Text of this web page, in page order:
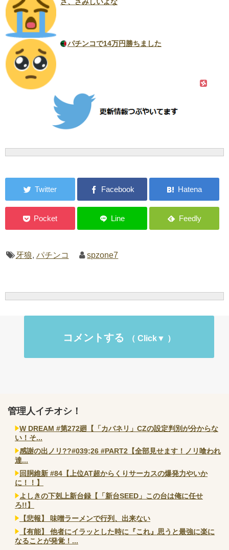
パチンコで14万円勝ちました
牙狼, パチンコ spzone7
コメントする
管理人イチオシ！
W DREAM #第272廻【「カバネリ」CZの設定判別が分からな
い！そ...
感謝の出ノリ??#039;26 #PART2【全部見せます！ノリ喰われ
達...
回胴維新 #84【上位AT超からくりサーカスの爆発力やいか
に！！】
よしきの下剋上新台録【「新台SEED」この台は俺に任せ
ろ!!】
【悲報】 味噌ラーメンで行列、出来ない
【有能】 他者にイラッとした時に『これ』思うと最強に楽に
なることが発覚！...